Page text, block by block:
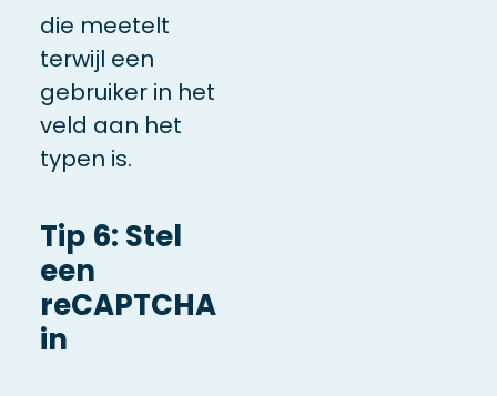
die meetelt
terwijl een
gebruiker in het
veld aan het
typen is.
Tip 6: Stel
een
reCAPTCHA
in